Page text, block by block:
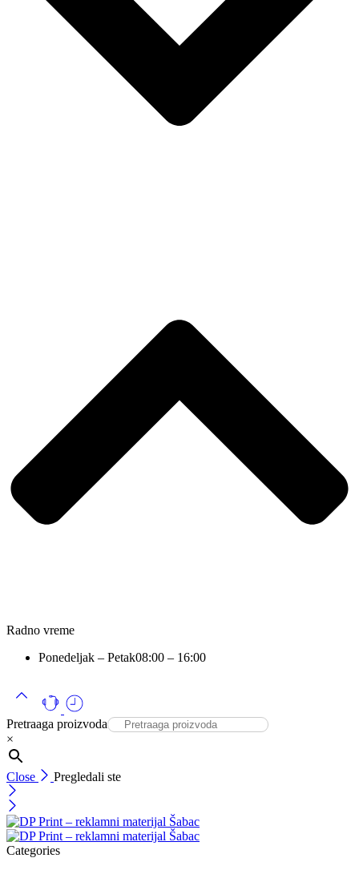
Radno vreme
Ponedeljak – Petak08:00 – 16:00
Pretraaga proizvoda
×
Close Pregledali ste
Categories